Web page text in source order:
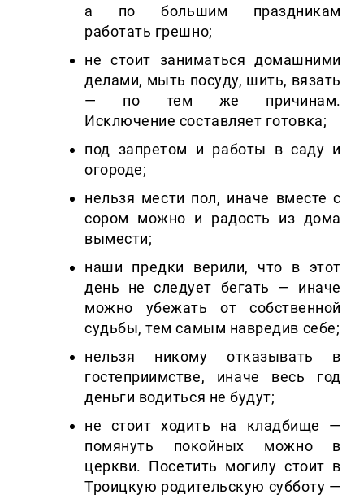
а по большим праздникам
работать грешно;
не стоит заниматься домашними
делами, мыть посуду, шить, вязать
— по тем же причинам.
Исключение составляет готовка;
под запретом и работы в саду и
огороде;
нельзя мести пол, иначе вместе с
сором можно и радость из дома
вымести;
наши предки верили, что в этот
день не следует бегать — иначе
можно убежать от собственной
судьбы, тем самым навредив себе;
нельзя никому отказывать в
гостеприимстве, иначе весь год
деньги водиться не будут;
не стоит ходить на кладбище —
помянуть покойных можно в
церкви. Посетить могилу стоит в
Троицкую родительскую субботу —